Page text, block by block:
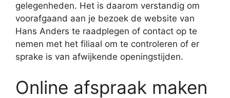
gelegenheden. Het is daarom verstandig om
voorafgaand aan je bezoek de website van
Hans Anders te raadplegen of contact op te
nemen met het filiaal om te controleren of er
sprake is van afwijkende openingstijden.
Online afspraak maken